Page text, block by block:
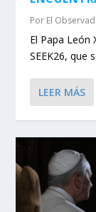
Por El
El Papa León
SEEK26, que
LEER MÁS